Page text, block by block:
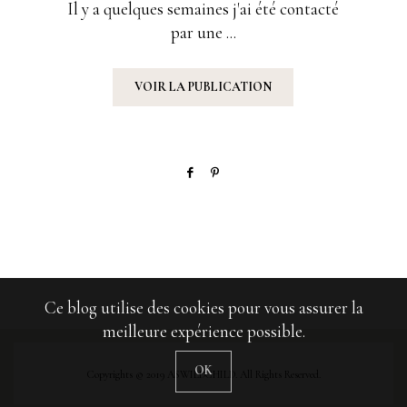
Il y a quelques semaines j'ai été contacté
par une ...
VOIR LA PUBLICATION
Copyrights © 2019 ASWILDCHILD. All Rights Reserved.
Ce blog utilise des cookies pour vous assurer la
meilleure expérience possible.
OK